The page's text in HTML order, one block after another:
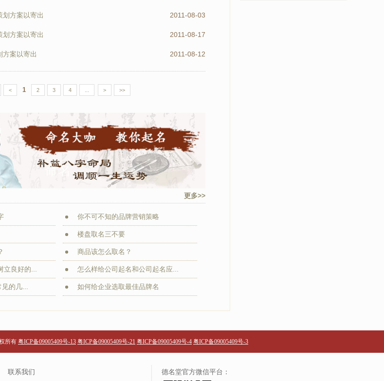
2011-08-03
划方案以寄出
2011-08-17
划方案以寄出
2011-08-12
方案以寄出
< 1 2 3 4 > >>
更多>>
你不可不知的品牌营销策略
楼盘取名三不要
商品该怎么取名？
良好的... 怎么样给公司起名和公司起名应...
的几... 如何给企业选取最佳品牌名
所有 粤ICP备09005409号-13 粤ICP备09005409号-21 粤ICP备09005409号-4 粤ICP备09005409号-3
联系我们 德名堂官方微信平台：